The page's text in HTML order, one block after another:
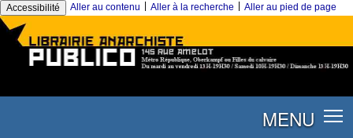
Accessibilité Aller au contenu Aller à la recherche Aller au pied de page
MENU